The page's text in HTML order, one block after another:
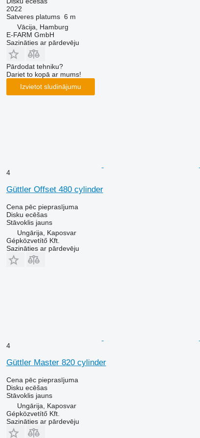
2022
Satveres platums 6 m
Vācija, Hamburg
E-FARM GmbH
Sazināties ar pārdevēju
Pārdodat tehniku?
Dariet to kopā ar mums!
Izvietot sludinājumu
4
Güttler Offset 480 cylinder
Cena pēc pieprasījuma
Disku ecēšas
Stāvoklisjauns
Ungārija, Kaposvar
Gépközvetítő Kft.
Sazināties ar pārdevēju
4
Güttler Master 820 cylinder
Cena pēc pieprasījuma
Disku ecēšas
Stāvoklisjauns
Ungārija, Kaposvar
Gépközvetítő Kft.
Sazināties ar pārdevēju